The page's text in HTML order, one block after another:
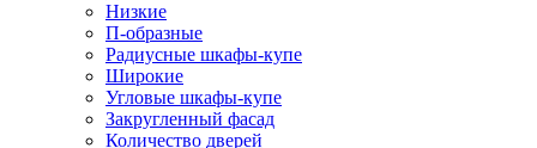
Низкие
П-образные
Радиусные шкафы-купе
Широкие
Угловые шкафы-купе
Закругленный фасад
Количество дверей